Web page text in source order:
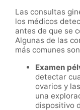
Las consultas
los médicos
antes de que se
Algunas de las
más comunes
Examen
detectar
ovarios y
una
dispositivo